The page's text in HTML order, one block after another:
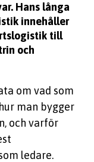
Hans långa
innehåller
till
och
om vad som
man bygger
och varför
ledare.